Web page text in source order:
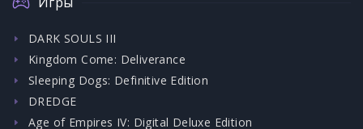
DARK SOULS III
Kingdom Come: Deliverance
Sleeping Dogs: Definitive Edition
DREDGE
Age of Empires IV: Digital Deluxe Edition